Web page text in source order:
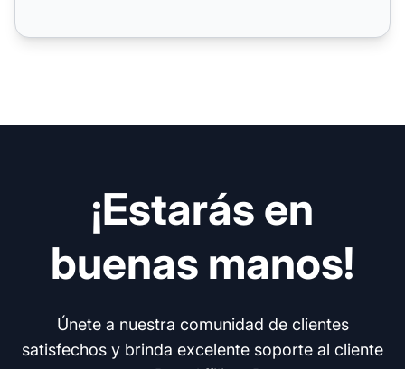
¡Estarás en
buenas manos!
Únete a nuestra comunidad de clientes
satisfechos y brinda excelente soporte al cliente